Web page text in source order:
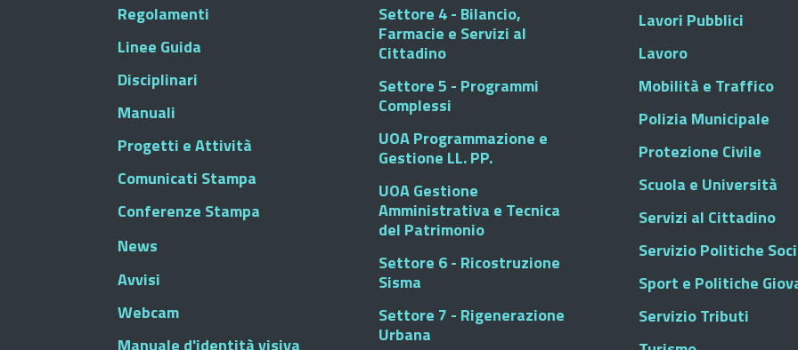
Regolamenti
Linee Guida
Disciplinari
Manuali
Progetti e Attività
Comunicati Stampa
Conferenze Stampa
News
Avvisi
Webcam
Manuale d'identità visiva
Settore 4 - Bilancio,
Farmacie e Servizi al
Cittadino
Settore 5 - Programmi
Complessi
UOA Programmazione e
Gestione LL. PP.
UOA Gestione
Amministrativa e Tecnica
del Patrimonio
Settore 6 - Ricostruzione
Sisma
Settore 7 - Rigenerazione
Urbana
Lavori Pubblici
Lavoro
Mobilità e Traffico
Polizia Municipale
Protezione Civile
Scuola e Università
Servizi al Cittadino
Servizio Politiche
Sport e Politiche
Servizio Tributi